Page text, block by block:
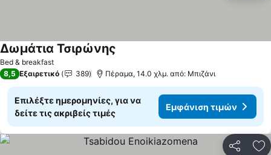
Bed & breakfast
Δωμάτια Τσιρώνης
8,5 Εξαιρετικό 389 Πέραμα, 14.0 χλμ. από: Μπιζάνι
Επιλέξτε ημερομηνίες, για να
δείτε τις ακριβείς τιμές
Εμφάνιση τιμών